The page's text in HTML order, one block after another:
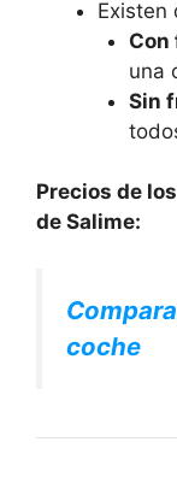
Existen
Con
una
Sin
Precios de
de Salime:
coche